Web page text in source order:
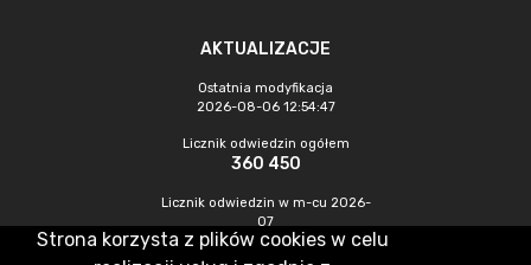
AKTUALIZACJE
Ostatnia modyfikacja
2026-08-06 12:54:47
Licznik odwiedzin ogółem
360 450
Licznik odwiedzin w m-cu 2026-
07
1 095
Strona korzysta z plików cookies w celu